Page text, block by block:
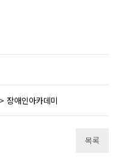
장애인아카데미
목록